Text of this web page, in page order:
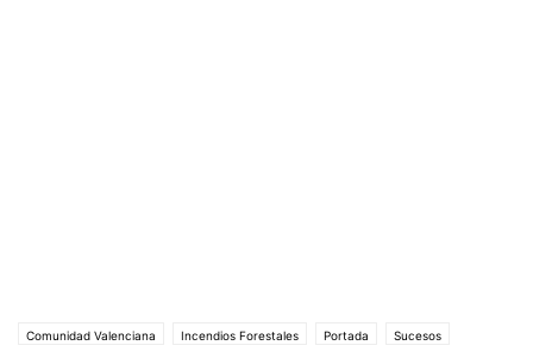
Comunidad Valenciana Incendios Forestales Portada Sucesos